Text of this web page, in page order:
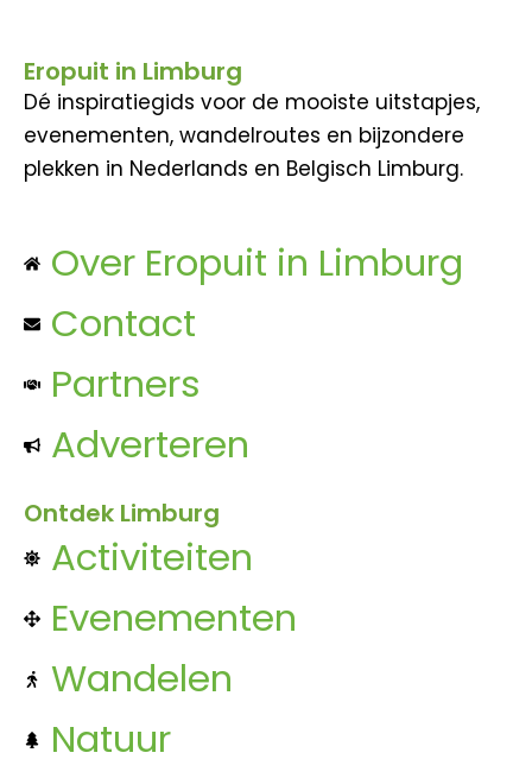
Eropuit in Limburg
Dé inspiratiegids voor de mooiste uitstapjes,
evenementen, wandelroutes en bijzondere
plekken in Nederlands en Belgisch Limburg.
Over Eropuit in Limburg
Contact
Partners
Adverteren
Ontdek Limburg
Activiteiten
Evenementen
Wandelen
Natuur